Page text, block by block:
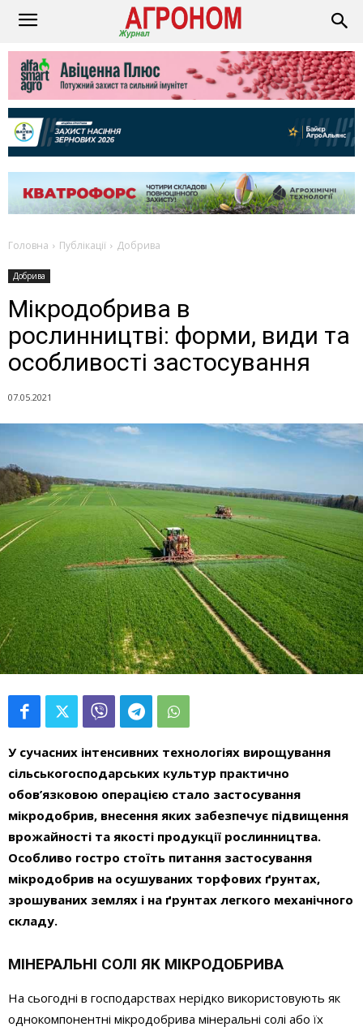
Головна Публікації Добрива
Добрива
Мікродобрива в
рослинництві: форми, види та
особливості застосування
07.05.2021
У сучасних інтенсивних технологіях вирощування
сільськогосподарських культур практично
обов’язковою операцією стало застосування
мікродобрив, внесення яких забезпечує підвищення
врожайності та якості продукції рослинництва.
Особливо гостро стоїть питання застосування
мікродобрив на осушуваних торфових ґрунтах,
зрошуваних землях і на ґрунтах легкого механічного
складу.
МІНЕРАЛЬНІ СОЛІ ЯК МІКРОДОБРИВА
На сьогодні в господарствах нерідко використовують як
однокомпонентні мікродобрива мінеральні солі або їх